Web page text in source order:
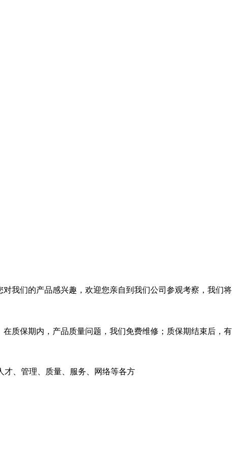
我们的产品感兴趣，欢迎您亲自到我们公司参观考察，我们将
质保期内，产品质量问题，我们免费维修；质保期结束后，有
、管理、质量、服务、网络等各方